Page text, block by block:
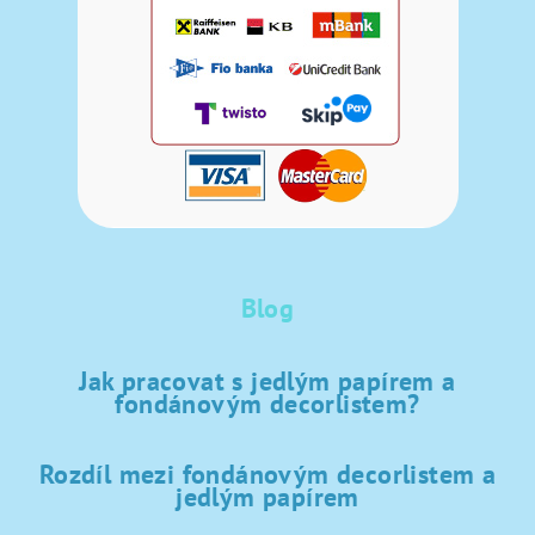
Blog
Jak pracovat s jedlým papírem a
fondánovým decorlistem?
Rozdíl mezi fondánovým decorlistem a
jedlým papírem